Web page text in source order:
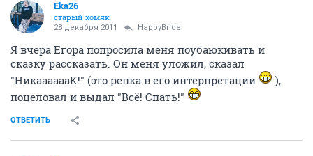
Eka26
старый хомяк
28 декабря 2011 HappyBride
Я вчера Егора попросила меня поубаюкивать и
сказку рассказать. Он меня уложил, сказал
"НикааааааК!" (это репка в его интерпретации
),
поцеловал и выдал "Всё! Спать!"
ОТВЕТИТЬ